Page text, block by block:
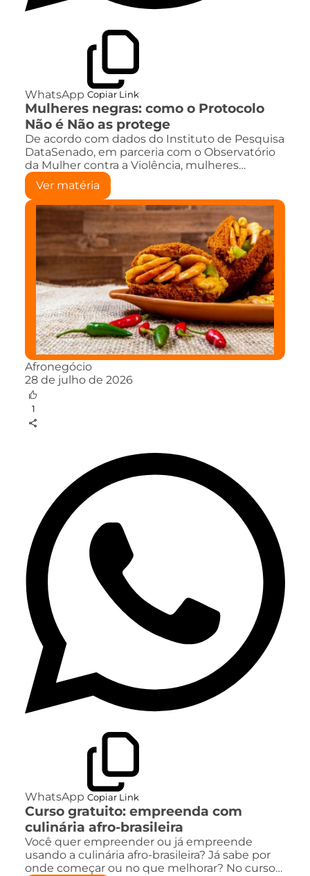
WhatsApp Copiar Link
Mulheres negras: como o Protocolo
Não é Não as protege
De acordo com dados do Instituto de Pesquisa
DataSenado, em parceria com o Observatório
da Mulher contra a Violência, mulheres…
Ver matéria
Afronegócio
28 de julho de 2026
1
WhatsApp Copiar Link
Curso gratuito: empreenda com
culinária afro-brasileira
Você quer empreender ou já empreende
usando a culinária afro-brasileira? Já sabe por
onde começar ou no que melhorar? No curso…